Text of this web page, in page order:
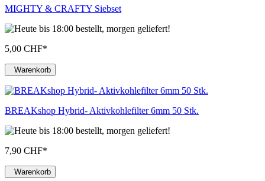
MIGHTY & CRAFTY Siebset
5,00 CHF*
Warenkorb
BREAKshop Hybrid- Aktivkohlefilter 6mm 50 Stk.
7,90 CHF*
Warenkorb